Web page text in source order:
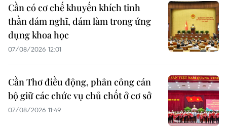
Cần có cơ chế khuyến khích tinh
thần dám nghĩ, dám làm trong ứng
dụng khoa học
07/08/2026 12:01
Cần Thơ điều động, phân công cán
bộ giữ các chức vụ chủ chốt ở cơ sở
07/08/2026 11:49